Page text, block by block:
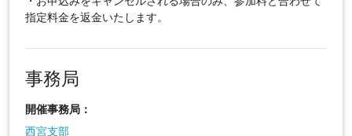
指定料金を返金いたします。
事務局
開催事務局：
西宮支部